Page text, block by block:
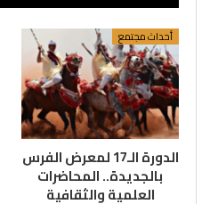
أحداث مجتمع
الدورة الـ17 لمعرض الفرس
بالجديدة.. المحاضرات
العلمية والثقافية